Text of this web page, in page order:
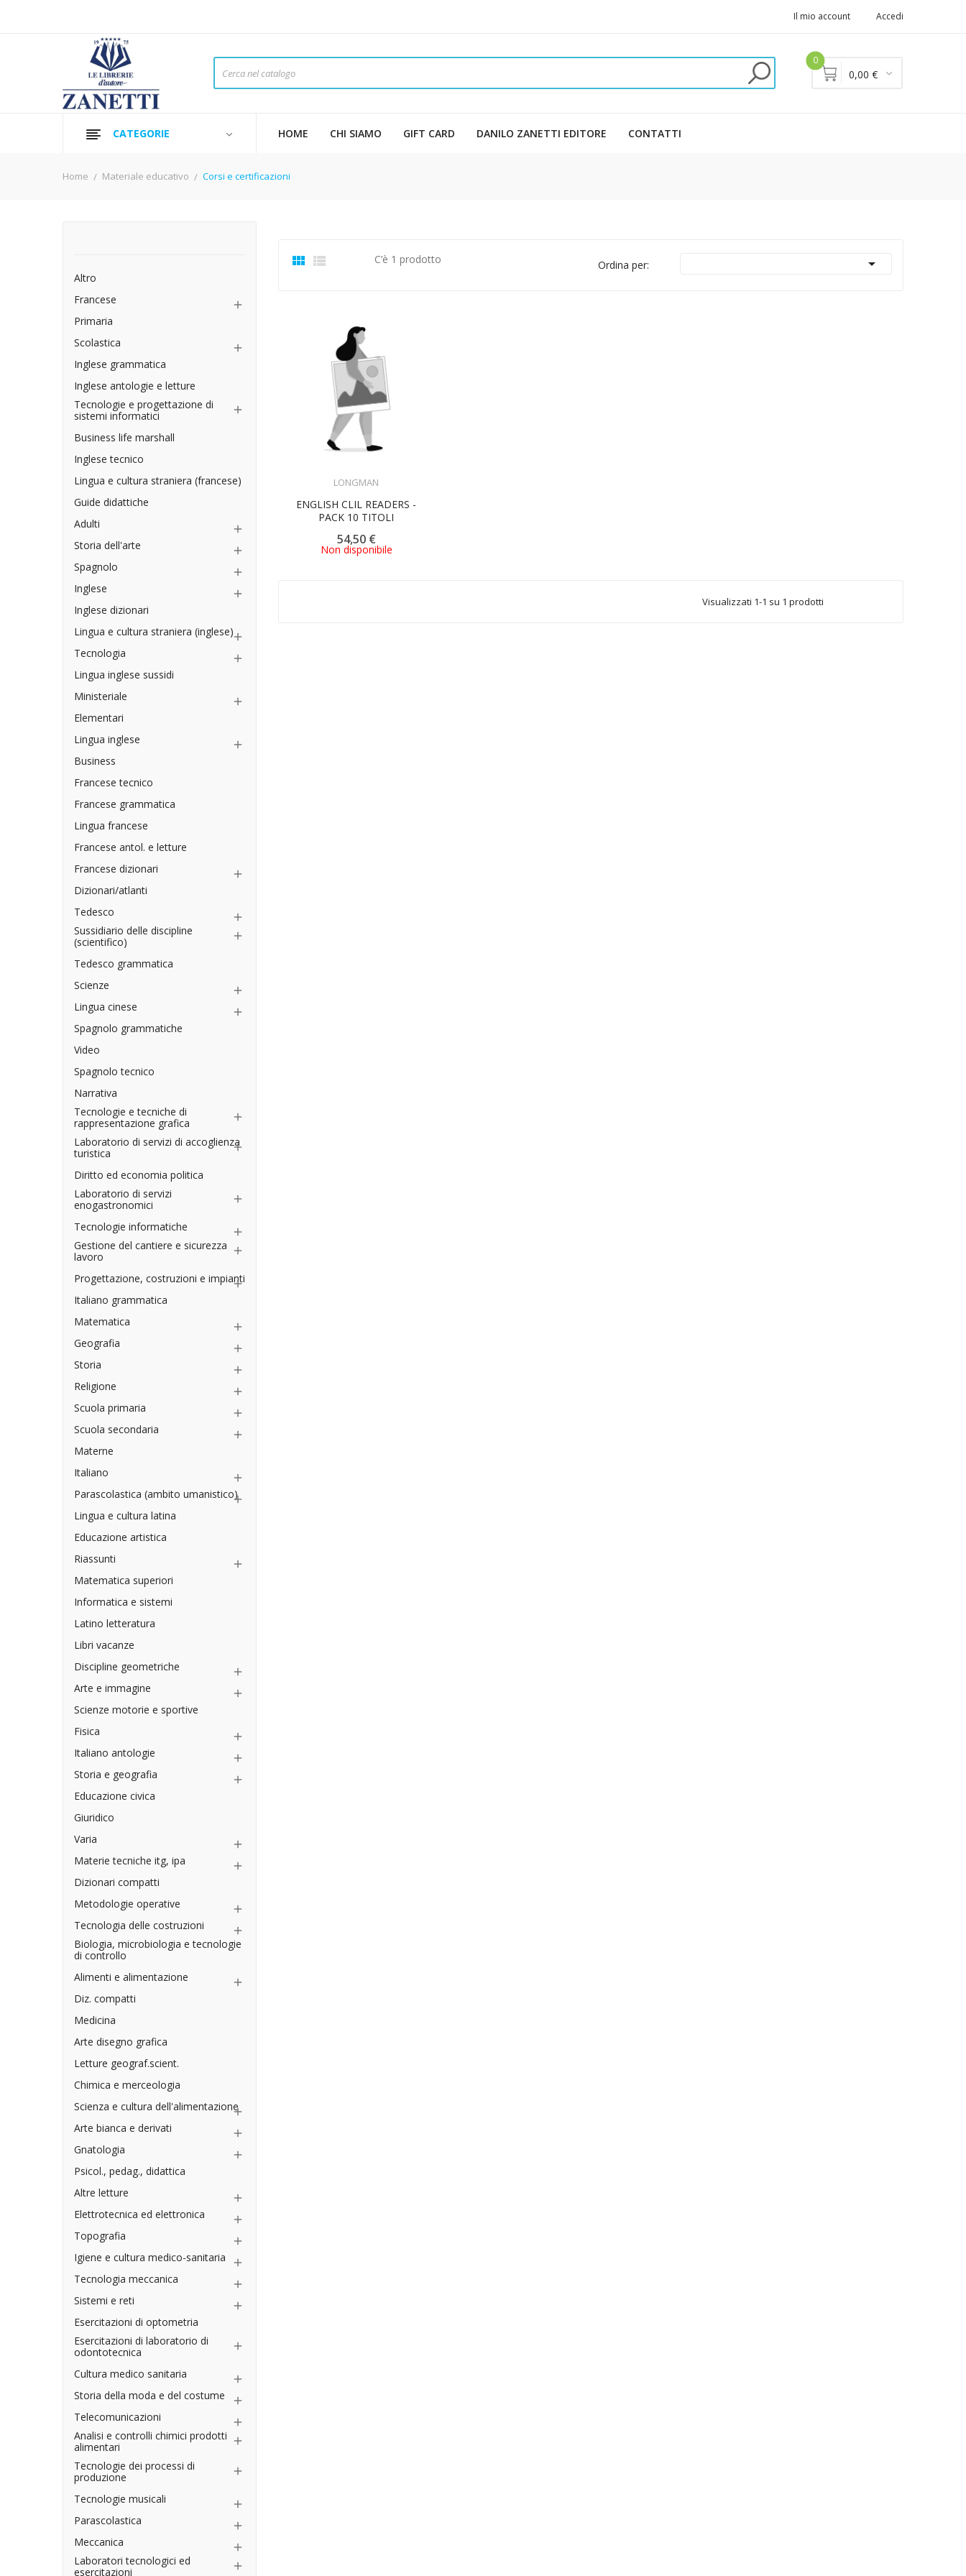
Il mio account Accedi
0
0,00 €
CATEGORIE HOME CHI SIAMO GIFT CARD DANILO ZANETTI EDITORE CONTATTI
Home Materiale educativo Corsi e certificazioni
Altro
Francese

Primaria
Scolastica

Inglese grammatica
Inglese antologie e letture
Tecnologie e progettazione di
sistemi informatici

Business life marshall
Inglese tecnico
Lingua e cultura straniera (francese)
Guide didattiche
Adulti

Storia dell'arte 
Spagnolo 
Inglese 
Inglese dizionari
Lingua e cultura straniera (inglese)
Tecnologia 
Lingua inglese sussidi
Ministeriale

Elementari
Lingua inglese

Business
Francese tecnico
Francese grammatica
Lingua francese
Francese antol. e letture
Francese dizionari

Dizionari/atlanti
Tedesco

Sussidiario delle discipline
(scientifico)

Tedesco grammatica
Scienze

Lingua cinese 
Spagnolo grammatiche
Video
Spagnolo tecnico
Narrativa
Tecnologie e tecniche di
rappresentazione grafica

Laboratorio di servizi di accoglienza
turistica

Diritto ed economia politica
Laboratorio di servizi
enogastronomici

Tecnologie informatiche 
Gestione del cantiere e sicurezza
lavoro

Progettazione, costruzioni e impianti

Italiano grammatica
Matematica

Geografia 
Storia 
Religione 
Scuola primaria 
Scuola secondaria 
Materne
Italiano

Parascolastica (ambito umanistico)
Lingua e cultura latina
Educazione artistica
Riassunti

Matematica superiori
Informatica e sistemi
Latino letteratura
Libri vacanze
Discipline geometriche

Arte e immagine 
Scienze motorie e sportive
Fisica

Italiano antologie 
Storia e geografia 
Educazione civica
Giuridico
Varia

Materie tecniche itg, ipa 
Dizionari compatti
Metodologie operative

Tecnologia delle costruzioni 
Biologia, microbiologia e tecnologie
di controllo
Alimenti e alimentazione

Diz. compatti
Medicina
Arte disegno grafica
Letture geograf.scient.
Chimica e merceologia
Scienza e cultura dell'alimentazione

Arte bianca e derivati 
Gnatologia 
Psicol., pedag., didattica
Altre letture

Elettrotecnica ed elettronica 
Topografia 
Igiene e cultura medico-sanitaria 
Tecnologia meccanica 
Sistemi e reti 
Esercitazioni di optometria
Esercitazioni di laboratorio di
odontotecnica

Cultura medico sanitaria 
Storia della moda e del costume 
Telecomunicazioni 
Analisi e controlli chimici prodotti
alimentari

Tecnologie dei processi di
produzione

Tecnologie musicali 
Parascolastica 
Meccanica 
Laboratori tecnologici ed
esercitazioni

  C’è 1 prodotto Ordina per: 
LONGMAN
ENGLISH CLIL READERS -
PACK 10 TITOLI
54,50 €
Non disponibile
Visualizzati 1-1 su 1 prodotti